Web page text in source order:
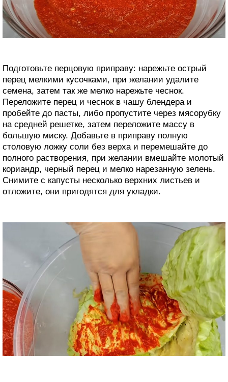
Подготовьте перцовую приправу: нарежьте острый
перец мелкими кусочками, при желании удалите
семена, затем так же мелко нарежьте чеснок.
Переложите перец и чеснок в чашу блендера и
пробейте до пасты, либо пропустите через мясорубку
на средней решетке, затем переложите массу в
большую миску. Добавьте в приправу полную
столовую ложку соли без верха и перемешайте до
полного растворения, при желании вмешайте молотый
кориандр, черный перец и мелко нарезанную зелень.
Снимите с капусты несколько верхних листьев и
отложите, они пригодятся для укладки.